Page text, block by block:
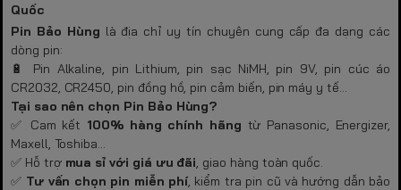
Quốc
Pin Bảo Hùng là địa chỉ uy tín chuyên cung cấp đa dạng các
dòng pin:
🔋 Pin Alkaline, pin Lithium, pin sạc NiMH, pin 9V, pin cúc áo
CR2032, CR2450, pin đồng hồ, pin cảm biến, pin máy y tế...
Tại sao nên chọn Pin Bảo Hùng?
✅ Cam kết 100% hàng chính hãng từ Panasonic, Energizer,
Maxell, Toshiba…
✅ Hỗ trợ mua sỉ với giá ưu đãi, giao hàng toàn quốc.
✅ Tư vấn chọn pin miễn phí, kiểm tra pin cũ và hướng dẫn bảo